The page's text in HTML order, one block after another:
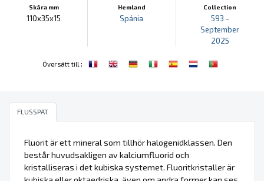
Skära mm
110x35x15
Hemland
Spánia
Collection
593 -
September
2025
Översätt till :
FLUSSPAT
Fluorit är ett mineral som tillhör halogenidklassen. Den
består huvudsakligen av kalciumfluorid och
kristalliseras i det kubiska systemet. Fluoritkristaller är